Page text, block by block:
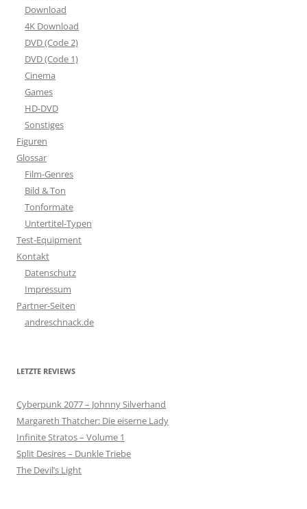
Download
4K Download
DVD (Code 2)
DVD (Code 1)
Cinema
Games
HD-DVD
Sonstiges
Figuren
Glossar
Film-Genres
Bild & Ton
Tonformate
Untertitel-Typen
Test-Equipment
Kontakt
Datenschutz
Impressum
Partner-Seiten
andreschnack.de
LETZTE REVIEWS
Cyberpunk 2077 – Johnny Silverhand
Margareth Thatcher: Die eiserne Lady
Infinite Stratos – Volume 1
Split Desires – Dunkle Triebe
The Devil’s Light